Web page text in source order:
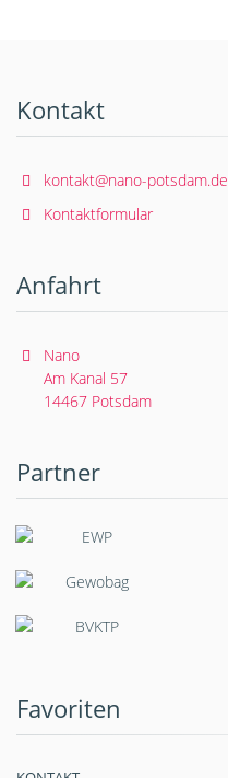
Kontakt
kontakt@nano-potsdam.de
Kontaktformular
Anfahrt
Nano
Am Kanal 57
14467 Potsdam
Partner
Favoriten